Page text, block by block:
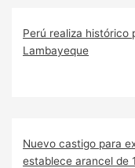
Perú realiza histórico
Lambayeque
Nuevo castigo para
establece arancel de